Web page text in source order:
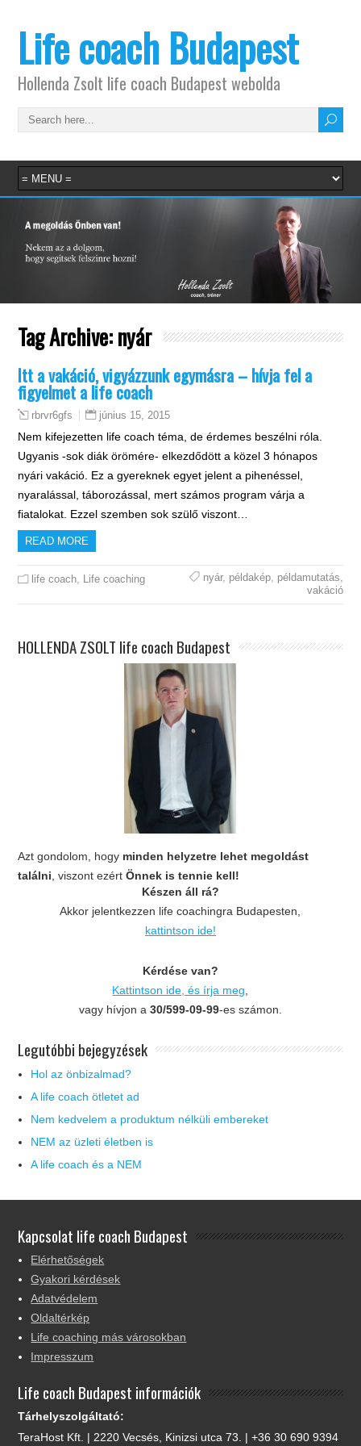
Life coach Budapest
Hollenda Zsolt life coach Budapest webolda
Tag Archive:nyár
Itt a vakáció, vigyázzunk egymásra – hívja fel a
figyelmet a life coach
rbrvr6gfs június 15, 2015
Nem kifejezetten life coach téma, de érdemes beszélni róla.
Ugyanis -sok diák örömére- elkezdődött a közel 3 hónapos
nyári vakáció. Ez a gyereknek egyet jelent a pihenéssel,
nyaralással, táborozással, mert számos program várja a
fiatalokat. Ezzel szemben sok szülő viszont…
READ MORE
life coach Life coaching nyár, példakép, példamutatás
vakáció
HOLLENDA ZSOLT life coach Budapest
Azt gondolom, hogy minden helyzetre lehet megoldást
találni, viszont ezértÖnnek is tennie kell!
Készen áll rá?
Akkor jelentkezzen life coachingra Budapesten,
kattintson ide!
Kérdése van?
Kattintson ide, és írja meg,
vagy hívjon a 30/599-09-99-es számon.
Legutóbbi bejegyzések
Hol az önbizalmad?
A life coach ötletet ad
Nem kedvelem a produktum nélküli embereket
NEM az üzleti életben is
A life coach és a NEM
Kapcsolat life coach Budapest
Elérhetőségek
Gyakori kérdések
Adatvédelem
Oldaltérkép
Life coaching más városokban
Impresszum
Life coach Budapest információk
Tárhelyszolgáltató:
TeraHost Kft. | 2220 Vecsés, Kinizsi utca 73. | +36 30 690 9394